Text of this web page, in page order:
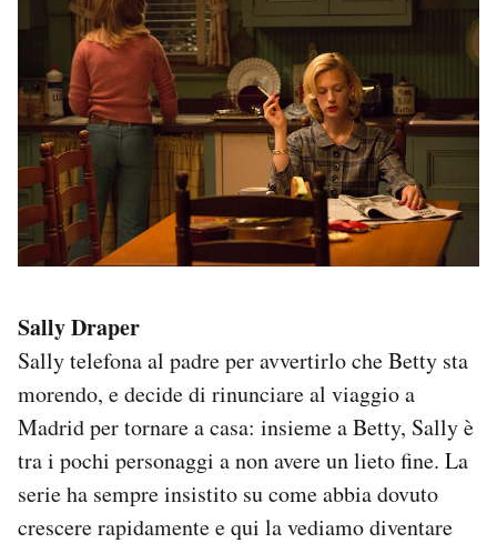
Sally Draper
Sally telefona al padre per avvertirlo che Betty sta
morendo, e decide di rinunciare al viaggio a
Madrid per tornare a casa: insieme a Betty, Sally è
tra i pochi personaggi a non avere un lieto fine. La
serie ha sempre insistito su come abbia dovuto
crescere rapidamente e qui la vediamo diventare